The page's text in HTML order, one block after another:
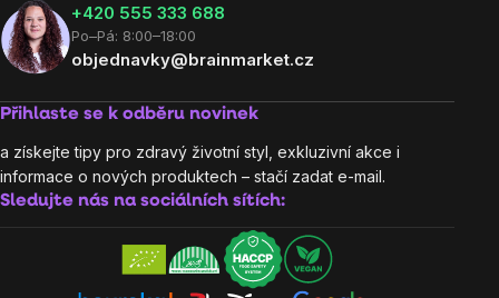
‭+420 555 333 688
Po–Pá: 8:00–18:00
objednavky@brainmarket.cz
Přihlaste se k odběru novinek
a získejte tipy pro zdravý životní styl, exkluzivní akce i
informace o nových produktech – stačí zadat e-mail.
Sledujte nás na sociálních sítích: